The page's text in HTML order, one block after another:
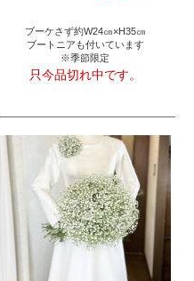
ブーケさず約W24㎝×H35㎝
ブートニアも付いています
※季節限定
只今品切れ中です。